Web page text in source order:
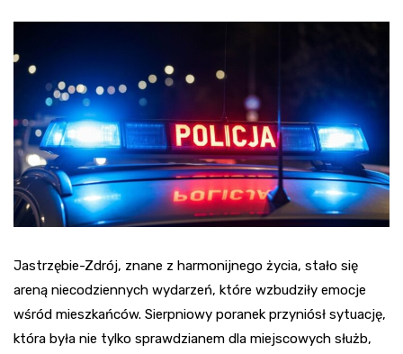
Jastrzębie-Zdrój, znane z harmonijnego życia, stało się
areną niecodziennych wydarzeń, które wzbudziły emocje
wśród mieszkańców. Sierpniowy poranek przyniósł sytuację,
która była nie tylko sprawdzianem dla miejscowych służb,